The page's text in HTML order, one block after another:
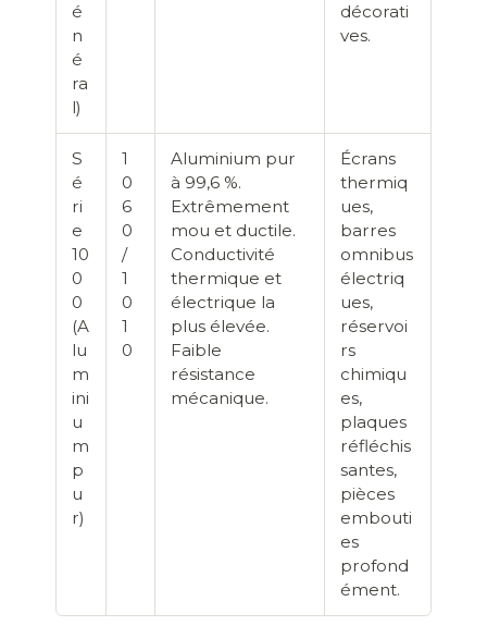
é
n
é
ra
l)
décorati
ves.
S
é
ri
e
10
0
0
(A
lu
m
ini
u
m
p
u
r)
1
0
6
0
/
1
0
1
0
Aluminium pur
à 99,6 %.
Extrêmement
mou et ductile.
Conductivité
thermique et
électrique la
plus élevée.
Faible
résistance
mécanique.
Écrans
thermiq
ues,
barres
omnibus
électriq
ues,
réservoi
rs
chimiqu
es,
plaques
réfléchis
santes,
pièces
embouti
es
profond
ément.